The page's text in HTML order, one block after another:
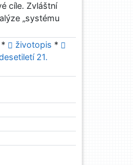
cíle. Zvláštní
„systému
* životopis *
21.